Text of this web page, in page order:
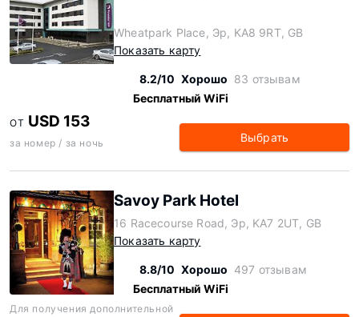
Wheatpark Place, Эр, KA8 9RT, GB
Показать карту
8.2/10 Хорошо 83 отзывам
Бесплатный WiFi
ОТ USD 153
за номер / за ночь Выбрать
Savoy Park Hotel
16 Racecourse Road, Эр, KA7 2UT, GB
Показать карту
8.8/10 Хорошо 497 отзывам
Бесплатный WiFi
Для получения дополнительной